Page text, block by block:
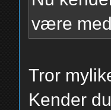
være
Tror
Kender